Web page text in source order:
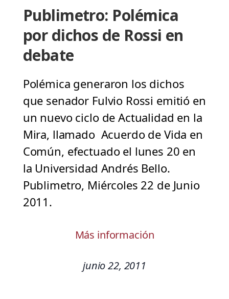
Publimetro: Polémica
por dichos de Rossi en
debate
Polémica generaron los dichos
que senador Fulvio Rossi emitió en
un nuevo ciclo de Actualidad en la
Mira, llamado Acuerdo de Vida en
Común, efectuado el lunes 20 en
la Universidad Andrés Bello.
Publimetro, Miércoles 22 de Junio
2011.
Más información
junio 22, 2011